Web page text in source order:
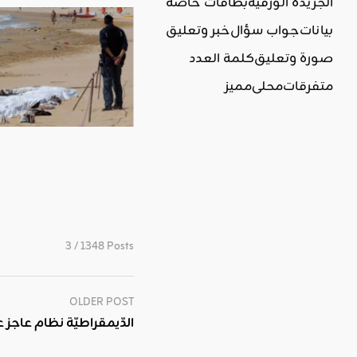
3 / 1348 Posts
OLDER POST
الدّيمقراطيّة نظام
بياناتجواب سؤالخبر وتعليق
صورة وتعليقكلمة العدد
متفرقاتمحليمميز